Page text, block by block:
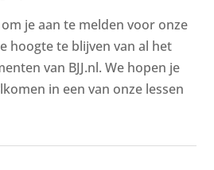
je aan te melden voor onze
hoogte te blijven van al het
van BJJ.nl. We hopen je
in een van onze lessen